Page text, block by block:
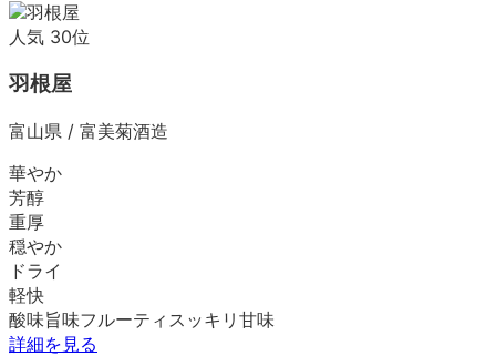
人気 30位
羽根屋
富山県 / 富美菊酒造
華やか
芳醇
重厚
穏やか
ドライ
軽快
酸味旨味フルーティ スッキリ 甘味
詳細を見る